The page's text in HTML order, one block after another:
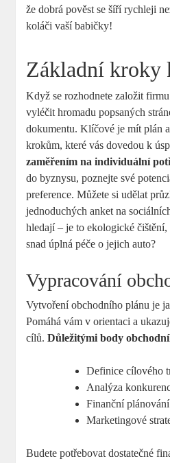
že dobrá pověst se šíří rychleji
koláči vaší babičky!
Základní kroky
Když se rozhodnete založit
vyléčit hromadu popsaných
dokumentu. Klíčové je mít plán
krokům, které vás dovedou k
zaměřením na individuální
do byznysu, poznejte své
preference. Můžete si udělat
jednoduchých anket na
hledají – je to ekologické
snad úplná péče o jejich auto?
Vypracování
Vytvoření obchodního plánu je
Pomáhá vám v orientaci a
cílů.Důležitými body
Definice cílového
Analýza
Finanční plánování
Marketingové
Budete potřebovat dostatečné